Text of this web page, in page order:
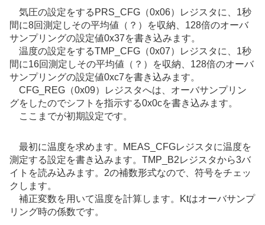
気圧の設定をするPRS_CFG（0x06）レジスタに、1秒
間に8回測定しその平均値（？）を収納、128倍のオーバ
サンプリングの設定値0x37を書き込みます。
温度の設定をするTMP_CFG（0x07）レジスタに、1秒
間に16回測定しその平均値（？）を収納、128倍のオーバ
サンプリングの設定値0xc7を書き込みます。
CFG_REG（0x09）レジスタへは、オーバサンプリン
グをしたのでシフトを指示する0x0cを書き込みます。
ここまでが初期設定です。
最初に温度を求めます。MEAS_CFGレジスタに温度を
測定する設定を書き込みます。TMP_B2レジスタから3バ
イトを読み込みます。2の補数形式なので、符号をチェッ
クします。
補正変数を用いて温度を計算します。Ktはオーバサンプ
リング時の係数です。